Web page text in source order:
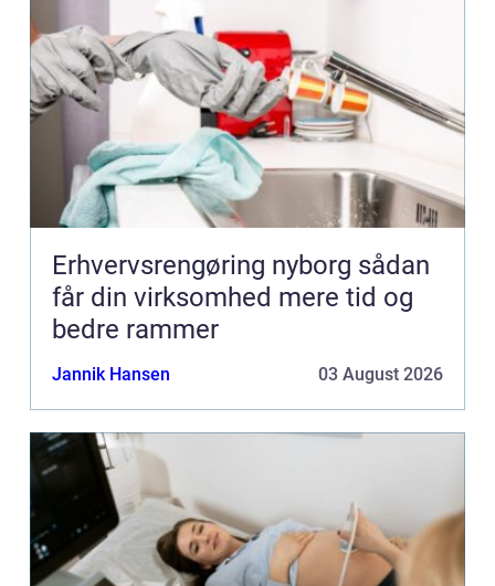
Erhvervsrengøring nyborg sådan
får din virksomhed mere tid og
bedre rammer
Jannik Hansen 03 August 2026